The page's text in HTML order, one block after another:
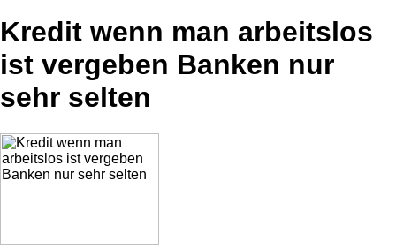
Kredit wenn man arbeitslos
ist vergeben Banken nur
sehr selten